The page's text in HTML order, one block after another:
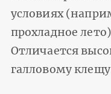
условиях
прохладное
Отличается
галловому